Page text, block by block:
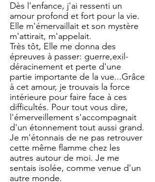
Dès l'enfance, j'ai ressenti un
amour profond et fort pour la vie.
Elle m'émervaillait ​et son mystère
m'attirait, m'appelait.
Très tôt, Elle me donna des
épreuves à passer: guerre,exil-
déracinement et perte d'une
partie importante de la vue...Grâce
à cet amour, je trouvais la force
intérieure pour faire face à ces
difficultés. Pour tout vous dire,
l'émerveillement s'accompagnait
d'un étonnement tout aussi grand.
Je m'étonnais de ne pas retrouver
cette même flamme chez les
autres autour de moi. Je me
sentais isolée, comme venue d'un
autre monde.